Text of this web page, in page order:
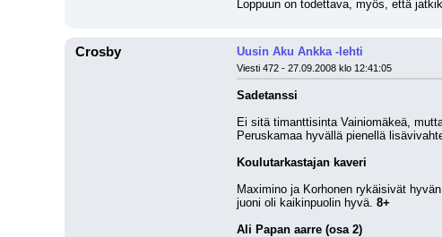
Loppuun on todettava, myös, että
Crosby Uusin Aku Ankka -lehti
Viesti 472 - 27.09.2008 klo 12:41:05
Sadetanssi
Ei sitä timanttisinta Vainiomäkeä,
Peruskamaa hyvällä pienellä
Koulutarkastajan kaveri
Maximino ja Korhonen rykäisivät
juoni oli kaikinpuolin hyvä. 8+
Ali Papan aarre (osa 2)